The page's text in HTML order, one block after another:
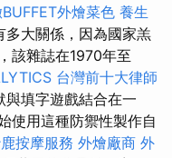
外燴菜色 養生
多大關係，因為國家羔
該雜誌在1970年至
台灣前十大律師
與填字遊戲結合在一
使用這種防禦性製作自
按摩服務 外燴廠商 外